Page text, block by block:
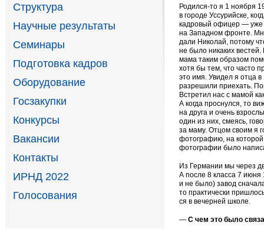
Структура
Научные результаты
Семинары
Подготовка кадров
Оборудование
Госзакупки
Конкурсы
Вакансии
Контакты
ИРНД 2022
Голосования
Родился-то я 1 ноября
в городе Уссурийске,
кадровый офицер — уже
на Западном фронте.
дали Николай, потому
не было никаких
мама таким образом
хотя бы тем, что часто
это имя. Увидел я отца
разрешили приехать.
Встре­тил нас с мамой
А когда проснулся, то
на друга и очень
один из них, смеясь,
за маму. Отцом своим я
фотографию, на которой
фотографии было
Из Германии мы через
А после 8 класса 7 июня
и не было) завод
то практически
ся в вечерней школе.
—С чем это было